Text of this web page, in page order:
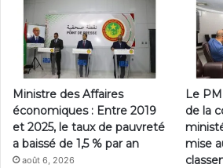
Ministre des Affaires
économiques : Entre 2019
et 2025, le taux de pauvreté
a baissé de 1,5 % par an
août 6, 2026
Le
de la
mise